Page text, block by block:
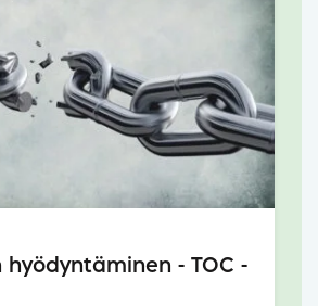
hyödyntäminen - TOC -